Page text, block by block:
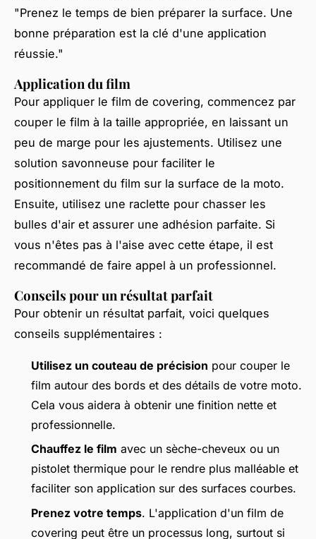
"Prenez le temps de bien préparer la surface. Une
bonne préparation est la clé d'une application
réussie."
Application du film
Pour appliquer le film de covering, commencez par
couper le film à la taille appropriée, en laissant un
peu de marge pour les ajustements. Utilisez une
solution savonneuse pour faciliter le
positionnement du film sur la surface de la moto.
Ensuite, utilisez une raclette pour chasser les
bulles d'air et assurer une adhésion parfaite. Si
vous n'êtes pas à l'aise avec cette étape, il est
recommandé de faire appel à un professionnel.
Conseils pour un résultat parfait
Pour obtenir un résultat parfait, voici quelques
conseils supplémentaires :
Utilisez un couteau de précision pour couper le
film autour des bords et des détails de votre moto.
Cela vous aidera à obtenir une finition nette et
professionnelle.
Chauffez le film avec un sèche-cheveux ou un
pistolet thermique pour le rendre plus malléable et
faciliter son application sur des surfaces courbes.
Prenez votre temps. L'application d'un film de
covering peut être un processus long, surtout si